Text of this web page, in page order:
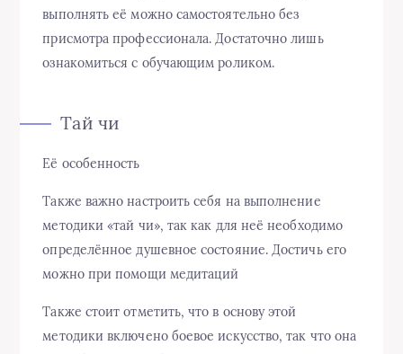
выполнять её можно самостоятельно без
присмотра профессионала. Достаточно лишь
ознакомиться с обучающим роликом.
Тай чи
Её особенность
Также важно настроить себя на выполнение
методики «тай чи», так как для неё необходимо
определённое душевное состояние. Достичь его
можно при помощи медитаций
Также стоит отметить, что в основу этой
методики включено боевое искусство, так что она